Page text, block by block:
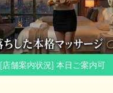
[店舗案内状況] 本日ご案内可